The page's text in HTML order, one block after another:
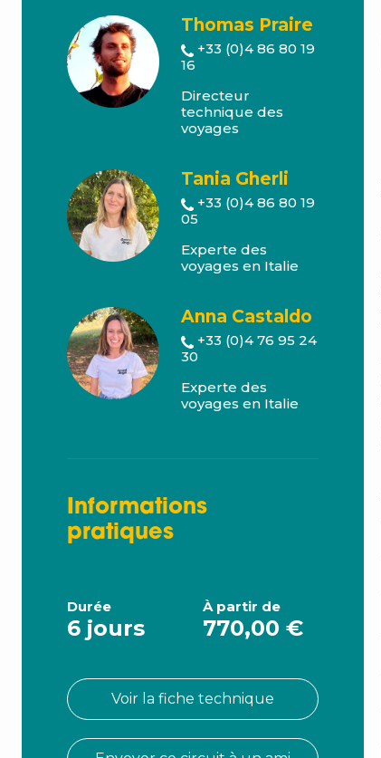
Thomas Praire
+33 (0)4 86 80 19
16
Directeur
technique des
voyages
Tania Gherli
+33 (0)4 86 80 19
05
Experte des
voyages en Italie
Anna Castaldo
+33 (0)4 76 95 24
30
Experte des
voyages en Italie
Informations
pratiques
Durée
6 jours
À partir de
770,00 €
Voir la fiche technique